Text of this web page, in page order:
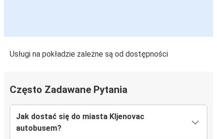
Usługi na pokładzie zależne są od dostępności
Często Zadawane Pytania
Jak dostać się do miasta Kljenovac
autobusem?